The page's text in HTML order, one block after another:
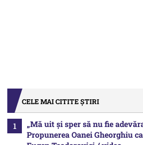
CELE MAI CITITE ȘTIRI
„Mă uit și sper să nu fie
Propunerea Oanei Gheorghiu